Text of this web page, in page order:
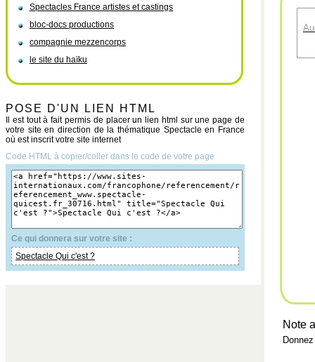
Spectacles France artistes et castings
bloc-docs productions
compagnie mezzencorps
le site du haïku
POSE D'UN LIEN HTML
Il est tout à fait permis de placer un lien html sur une page de
votre site en direction de la thématique Spectacle en France
où est inscrit votre site internet
Code HTML à copier/coller dans le code de votre page
Ce qui donnera sur votre site :
Spectacle Qui c'est ?
Note